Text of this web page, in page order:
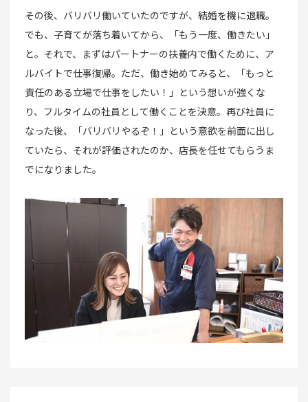
その後、バリバリ働いていたのですが、結婚を機に退職。
でも、子育てが落ち着いてから、「もう一度、働きたい」
と。それで、まずはパートナーの扶養内で働くために、ア
ルバイトで仕事復帰。ただ、働き始めてみると、「もっと
責任のある立場で仕事をしたい！」という想いが強くな
り、フルタイムの社員として働くことを決意。再び社員に
なった後、「バリバリやるぞ！」という意欲を前面に出し
ていたら、それが評価されたのか、店長を任せてもらうま
でになりました。